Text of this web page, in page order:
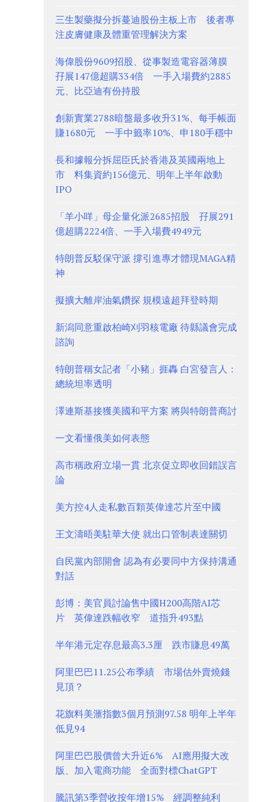
三生製藥擬分拆蔓迪股份主板上市 後者專
注皮膚健康及體重管理解決方案
海偉股份9609招股、從事製造電容器薄膜
孖展147億超購334倍 一手入場費約2885
元、比亞迪有份持股
創新實業2788暗盤最多收升31%、每手帳面
賺1680元 一手中籤率10%、申180手穩中
長和據報分拆屈臣氏於香港及英國兩地上
市 料集資約156億元、明年上半年啟動
IPO
「羊小咩」母企量化派2685招股 孖展291
億超購2224倍、一手入場費4949元
特朗普反駁保守派 撐引進專才體現MAGA精
神
擬擴大離岸油氣鑽探 規模遠超拜登時期
新潟同意重啟柏崎刈羽核電廠 待縣議會完成
諮詢
特朗普稱女記者「小豬」捱轟 白宮發言人：
總統坦率透明
澤連斯基接獲美國和平方案 將與特朗普商討
一文看懂俄美如何表態
高市稱政府立場一貫 北京促立即收回錯誤言
論
美方控4人走私數百顆英偉達芯片至中國
王文濤晤美駐華大使 就出口管制表達關切
自民黨內部開會 認為有必要同中方保持溝通
對話
彭博：美官員討論售中國H200高階AI芯
片 英偉達跌幅收窄 道指升493點
半年港元定存息最高3.3厘 跌市賺息49萬
阿里巴巴11.25公布季績 市場估外賣燒錢
見頂？
花旗料美滙指數3個月預測97.58 明年上半年
低見94
阿里巴巴股價曾大升近6% AI應用擬大改
版、加入電商功能 全面對標ChatGPT
騰訊第3季營收按年增15% 經調整純利